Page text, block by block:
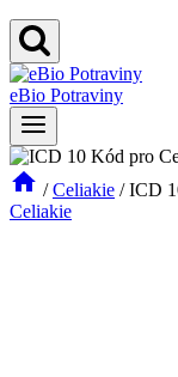
eBio Potraviny
/ Celiakie / ICD
Celiakie